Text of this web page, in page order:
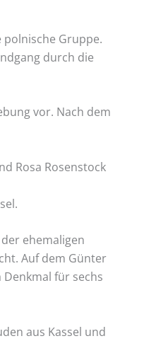
Gruppe.
durch die
vor. Nach dem
Rosa Rosenstock
ehemaligen
Auf dem Günter
für sechs
aus Kassel und